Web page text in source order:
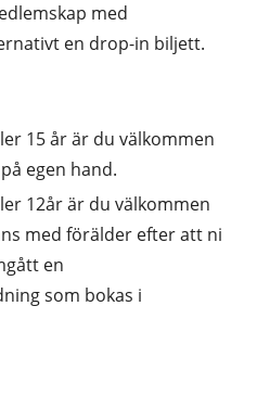
med
en drop-in biljett.
15 år är du välkommen
egen hand.
12år är du välkommen
med förälder efter att ni
en
som bokas i